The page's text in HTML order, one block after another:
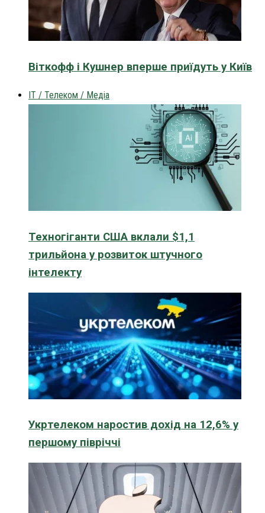
Віткофф і Кушнер вперше приїдуть у Київ
IT / Телеком / Медіа
Техногіганти США вклали $1,1
трильйона у розвиток штучного
інтелекту
Укртелеком наростив дохід на 12,6% у
першому півріччі